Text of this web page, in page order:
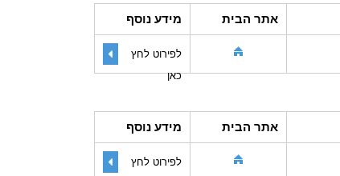
אתר הבית מידע נוסף
לפירוט לחץ
כאן
אתר הבית מידע נוסף
לפירוט לחץ